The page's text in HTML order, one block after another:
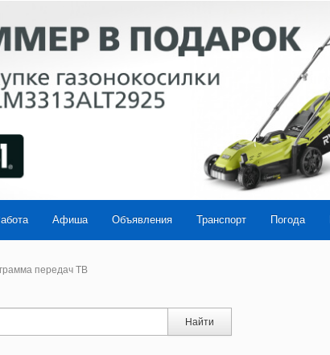
Афиша Объявления Транспорт Погода
передач ТВ
Найти